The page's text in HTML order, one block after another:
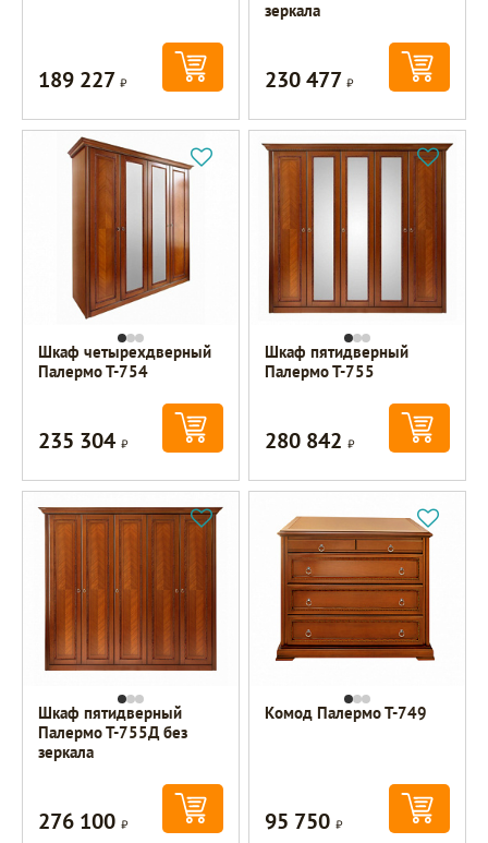
189 227Р
зеркала
230 477Р
Шкаф четырехдверный
Палермо Т-754
235 304Р
Шкаф пятидверный
Палермо Т-755
280 842Р
Шкаф пятидверный
Палермо Т-755Д без
зеркала
276 100Р
Комод Палермо Т-749
95 750Р